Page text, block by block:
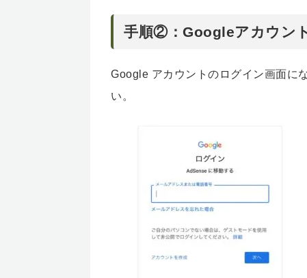
手順②：Googleアカウン
Google アカウントのログイン画面に
い。